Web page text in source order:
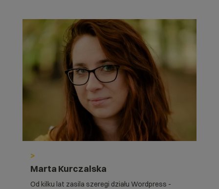
>
Marta Kurczalska
Od kilku lat zasila szeregi działu Wordpress -